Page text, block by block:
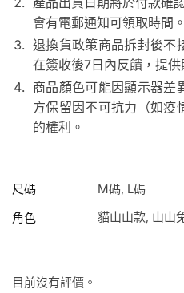
會有電郵通知可領取時間。
退換貨政策商品拆封後不
在簽收後7日內反饋，提
商品顏色可能因顯示器差
方保留因不可抗力（如疫
的權利。
尺碼
M碼, L碼
角色
貓山山款, 山山
目前沒有評價。